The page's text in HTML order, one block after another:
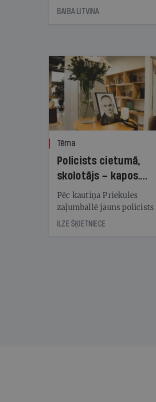
starta izreklamētos par
BAIBA LITVINA
Tēma
Policists cietumā,
skolotājs – kapos.
Reibuma cena Priekulē
Pēc kautiņa Priekules
zaļumballē jauns
nonācis cietumā, bet
cienījams pedagogs —
ILZE ŠĶIETNIECE